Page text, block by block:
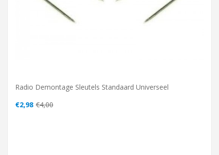
Radio Demontage Sleutels Standaard Universeel
€2,98 €4,00